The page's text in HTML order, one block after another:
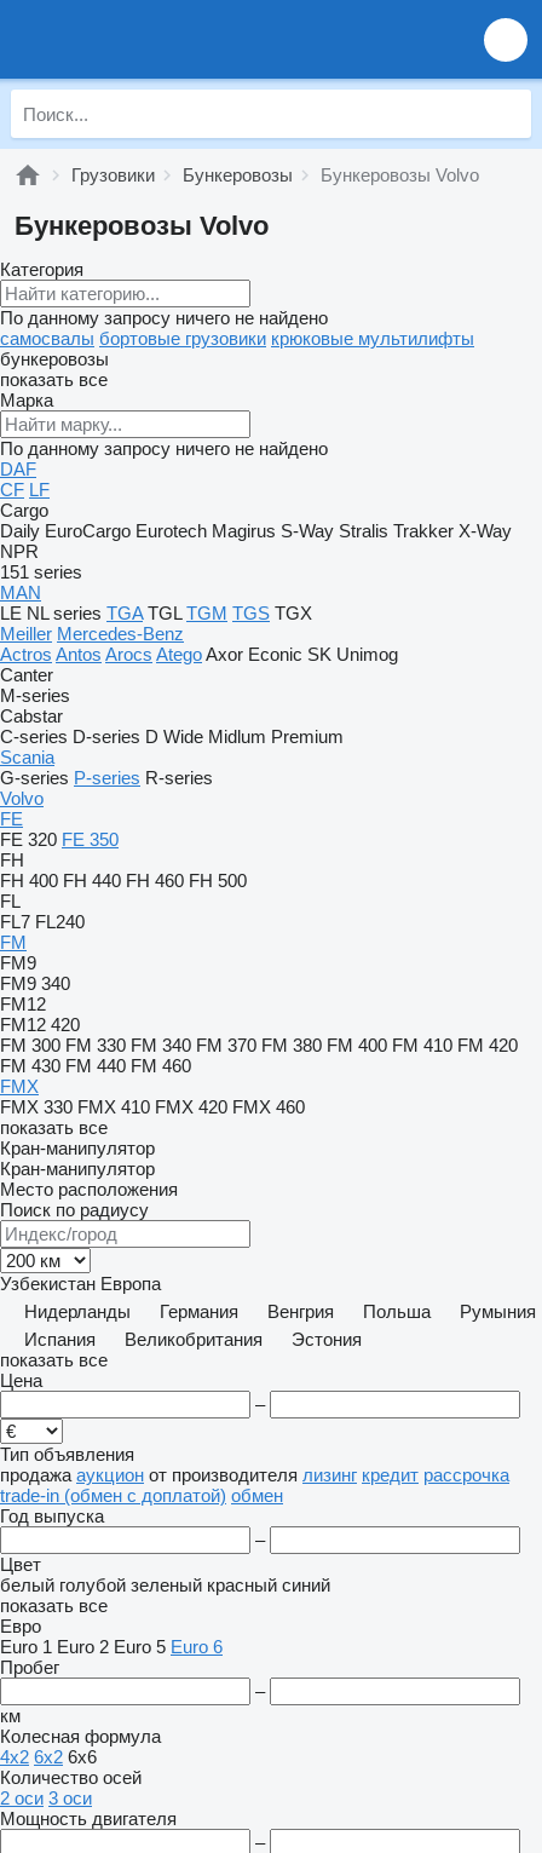
Грузовики Бункеровозы Бункеровозы Volvo
Бункеровозы Volvo
Категория
По данному запросу ничего не найдено
самосвалы бортовые грузовики крюковые мультилифты
бункеровозы
показать все
Марка
По данному запросу ничего не найдено
DAF
CF LF
Cargo
Daily EuroCargo Eurotech Magirus S-Way Stralis Trakker X-Way
NPR
151 series
MAN
LE NL series TGA TGL TGM TGS TGX
Meiller Mercedes-Benz
Actros Antos Arocs AtegoAxor Econic SK Unimog
Canter
M-series
Cabstar
C-series D-series D Wide Midlum Premium
Scania
G-series P-series R-series
Volvo
FE
FE 320 FE 350
FH
FH 400 FH 440 FH 460 FH 500
FL
FL7 FL240
FM
FM9
FM9 340
FM12
FM12 420
FM 300 FM 330 FM 340 FM 370 FM 380 FM 400 FM 410 FM 420
FM 430 FM 440 FM 460
FMX
FMX 330 FMX 410 FMX 420 FMX 460
показать все
Кран-манипулятор
Кран-манипулятор
Место расположения
Поиск по радиусу
Узбекистан Европа
Нидерланды
Германия Венгрия Польша
Румыния
Испания
Великобритания
Эстония
показать все
Цена
–
Тип объявления
продажа аукцион от производителя лизинг кредит рассрочка
trade-in (обмен с доплатой) обмен
Год выпуска
–
Цвет
белый голубой зеленый красный синий
показать все
Евро
Euro 1 Euro 2 Euro 5 Euro 6
Пробег
–
км
Колесная формула
4x2 6x2 6x6
Количество осей
2 оси 3 оси
Мощность двигателя
–